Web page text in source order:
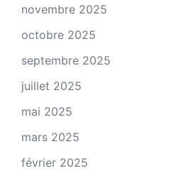
novembre 2025
octobre 2025
septembre 2025
juillet 2025
mai 2025
mars 2025
février 2025